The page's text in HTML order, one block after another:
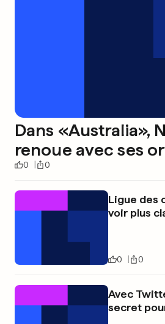
Dans «Australia»,
renoue avec ses
0 0
Ligue des
voir plus
0 0
Avec
secret